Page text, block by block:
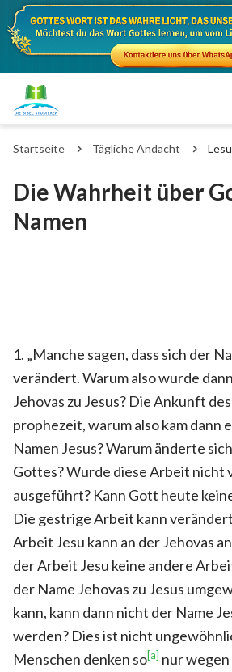
Startseite Tägliche Andacht
Die Wahrheit über
Namen
1. „Manche sagen, dass sich der
verändert. Warum also wurde
Jehovas zu Jesus? Die Ankunft
prophezeit, warum also kam dann
Namen Jesus? Warum änderte
Gottes? Wurde diese Arbeit nicht
ausgeführt? Kann Gott heute
Die gestrige Arbeit kann
Arbeit Jesu kann an der Jehovas
der Arbeit Jesu keine andere
der Name Jehovas zu Jesus
kann, kann dann nicht der Name
werden? Dies ist nicht
Menschen denken so[a] nur